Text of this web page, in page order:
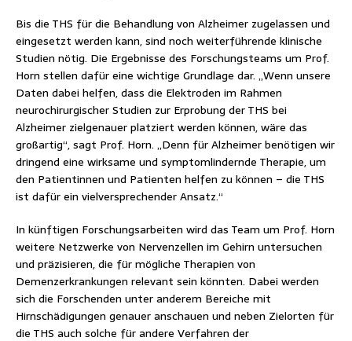
Bis die THS für die Behandlung von Alzheimer zugelassen und
eingesetzt werden kann, sind noch weiterführende klinische
Studien nötig. Die Ergebnisse des Forschungsteams um Prof.
Horn stellen dafür eine wichtige Grundlage dar. „Wenn unsere
Daten dabei helfen, dass die Elektroden im Rahmen
neurochirurgischer Studien zur Erprobung der THS bei
Alzheimer zielgenauer platziert werden können, wäre das
großartig“, sagt Prof. Horn. „Denn für Alzheimer benötigen wir
dringend eine wirksame und symptomlindernde Therapie, um
den Patientinnen und Patienten helfen zu können – die THS
ist dafür ein vielversprechender Ansatz.“
In künftigen Forschungsarbeiten wird das Team um Prof. Horn
weitere Netzwerke von Nervenzellen im Gehirn untersuchen
und präzisieren, die für mögliche Therapien von
Demenzerkrankungen relevant sein könnten. Dabei werden
sich die Forschenden unter anderem Bereiche mit
Hirnschädigungen genauer anschauen und neben Zielorten für
die THS auch solche für andere Verfahren der